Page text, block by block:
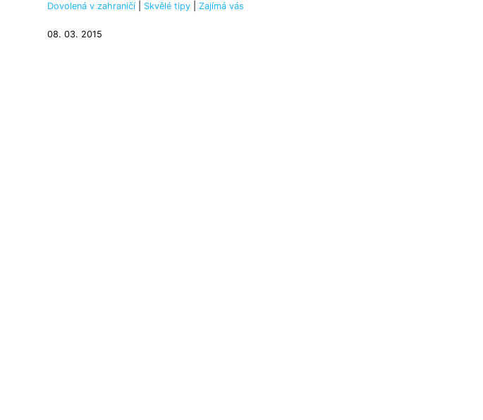
Dovolená v zahraničí Skvělé tipy Zajímá vás
08. 03. 2015